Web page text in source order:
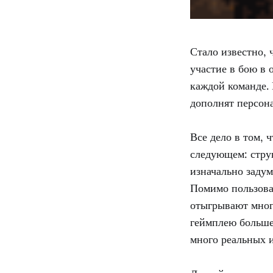
Стало известно,
участие в бою в
каждой команде.
дополнят
Все дело в том,
следующем:
изначально
Помимо
отыгрывают
геймплею
много реальных